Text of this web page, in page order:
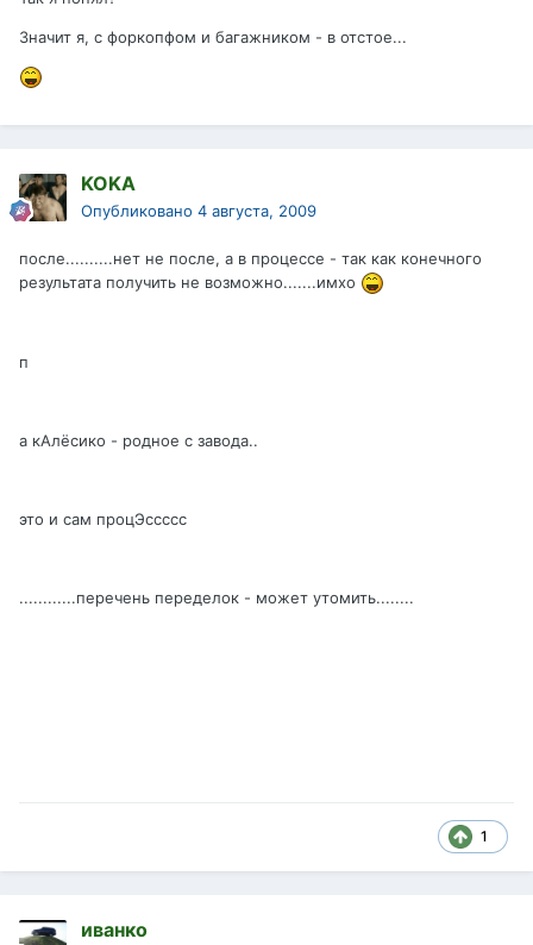
Значит я, с форкопфом и багажником - в отстое...
KOKA
Опубликовано 4 августа, 2009
после..........нет не после, а в процессе - так как конечного
результата получить не возможно.......имхо
п
а кАлёсико - родное с завода..
это и сам процЭссссс
............перечень переделок - может утомить........
1
иванко